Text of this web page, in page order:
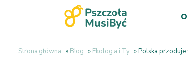
Strona główna » Blog » Ekologia i Ty »Polska przoduje